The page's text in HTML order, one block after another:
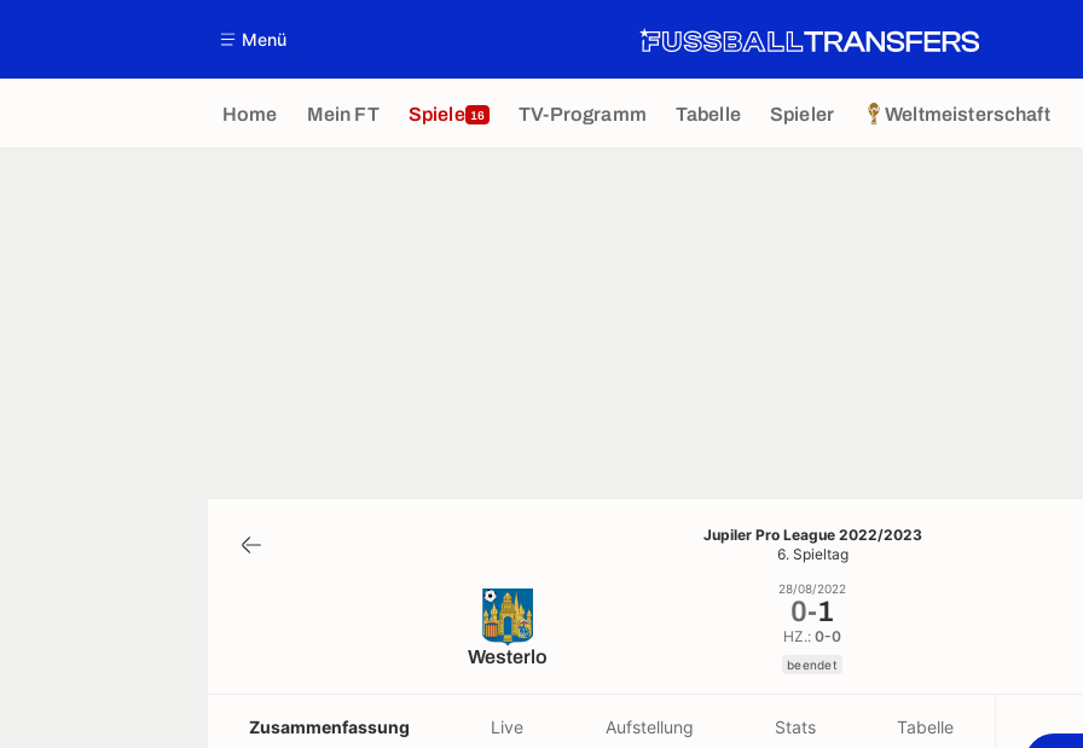
Menü
Home Mein FT Spiele 16 TV-Programm Tabelle Spieler Weltmeisterschaft
Jupiler Pro League 2022/2023
6. Spieltag
Westerlo
28/08/2022
0-1
HZ.: 0-0
beendet
Zusammenfassung Live Aufstellung Stats Tabelle